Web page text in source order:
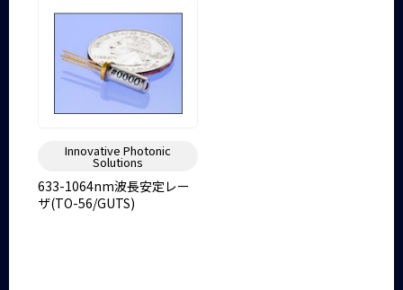
Innovative Photonic
Solutions
633-1064nm波長安定レー
ザ(TO-56/GUTS)